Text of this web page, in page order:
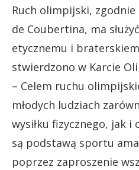
Ruch olimpijski, zgodnie
de Coubertina, ma
etycznemu i
stwierdzono w Karcie
– Celem ruchu
młodych ludziach
wysiłku fizycznego, jak
są podstawą sportu
poprzez zaproszenie